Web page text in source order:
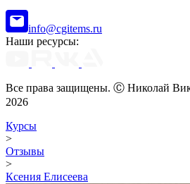
info@cgitems.ru
Наши ресурсы:
Все права защищены. Ⓒ Николай
2026
Курсы
>
Отзывы
>
Ксения Елисеева